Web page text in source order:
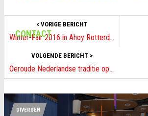
CONTACT
< VORIGE BERICHT
Winter-Fair 2016 in Ahoy Rotterdam
VOLGENDE BERICHT >
Oeroude Nederlandse traditie op de Winter Village Laren
DIVERSEN